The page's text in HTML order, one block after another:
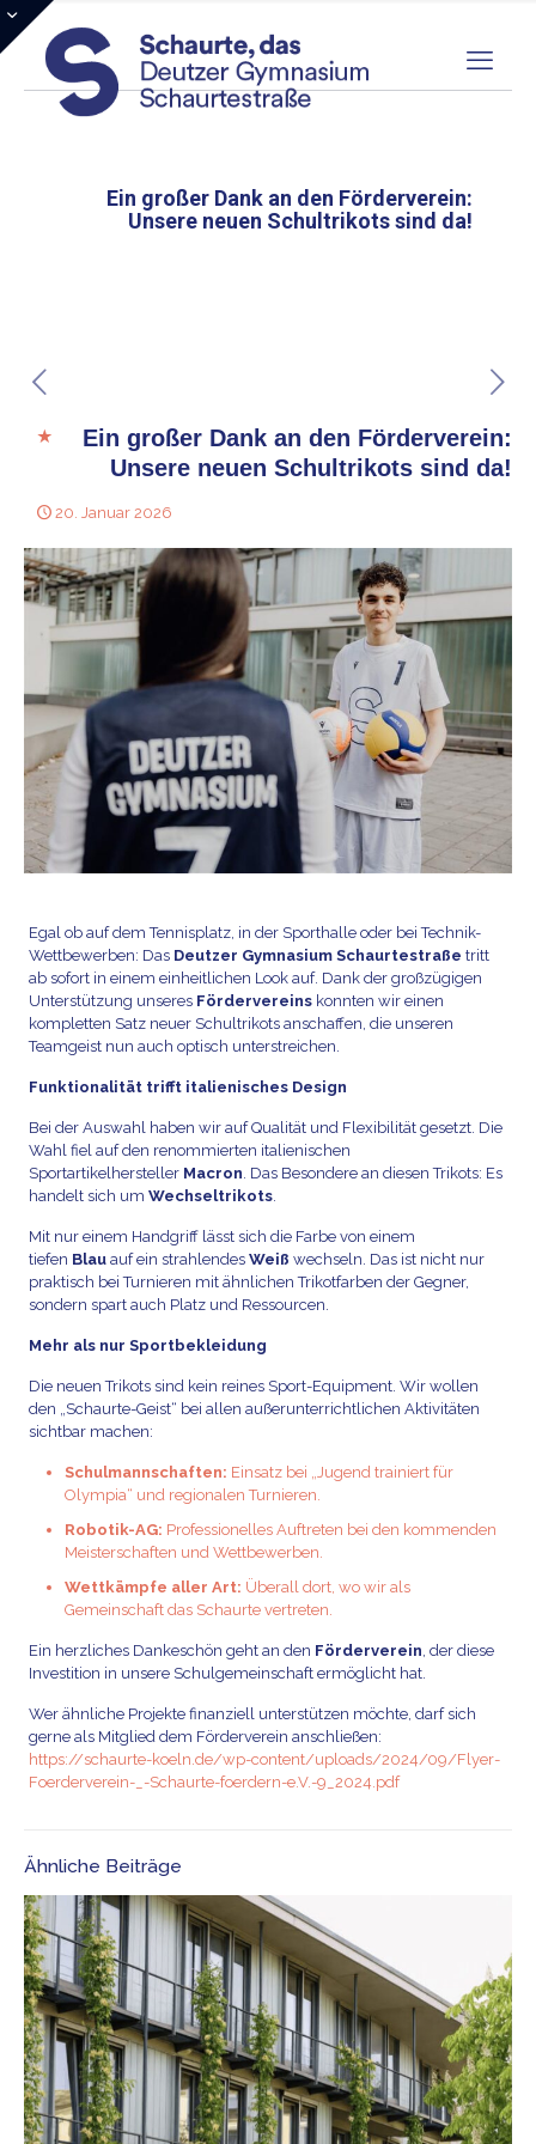
Ein großer Dank an den Förderverein:
Unsere neuen Schultrikots sind da!
Ein großer Dank an den Förderverein:
Unsere neuen Schultrikots sind da!
20. Januar 2026
Egal ob auf dem Tennisplatz, in der Sporthalle oder bei Technik-
Wettbewerben: Das Deutzer Gymnasium Schaurtestraße tritt
ab sofort in einem einheitlichen Look auf. Dank der großzügigen
Unterstützung unseres Fördervereins konnten wir einen
kompletten Satz neuer Schultrikots anschaffen, die unseren
Teamgeist nun auch optisch unterstreichen.
Funktionalität trifft italienisches Design
Bei der Auswahl haben wir auf Qualität und Flexibilität gesetzt. Die
Wahl fiel auf den renommierten italienischen
Sportartikelhersteller Macron . Das Besondere an diesen Trikots: Es
handelt sich umWechseltrikots
Mit nur einem Handgriff lässt sich die Farbe von einem
tiefen Blau auf ein strahlendesWeiß wechseln. Das ist nicht nur
praktisch bei Turnieren mit ähnlichen Trikotfarben der Gegner,
sondern spart auch Platz und Ressourcen.
Mehr als nur Sportbekleidung
Die neuen Trikots sind kein reines Sport-Equipment. Wir wollen
den „Schaurte-Geist“ bei allen außerunterrichtlichen Aktivitäten
sichtbar machen:
Schulmannschaften: Einsatz bei „Jugend trainiert für
Olympia“ und regionalen Turnieren.
Robotik-AG: Professionelles Auftreten bei den kommenden
Meisterschaften und Wettbewerben.
Wettkämpfe aller Art: Überall dort, wo wir als
Gemeinschaft das Schaurte vertreten.
Ein herzliches Dankeschön geht an den Förderverein , der diese
Investition in unsere Schulgemeinschaft ermöglicht hat.
Wer ähnliche Projekte finanziell unterstützen möchte, darf sich
gerne als Mitglied dem Förderverein anschließen:
https://schaurte-koeln.de/wp-content/uploads/2024/09/Flyer-
Foerderverein-_-Schaurte-foerdern-e.V.-9_2024.pdf
Ähnliche Beiträge